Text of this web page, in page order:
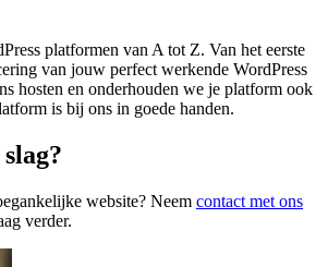
platformen van A tot Z. Van het eerste
van jouw perfect werkende WordPress
hosten en onderhouden we je platform ook
is bij ons in goede handen.
website? Neem contact met ons
verder.